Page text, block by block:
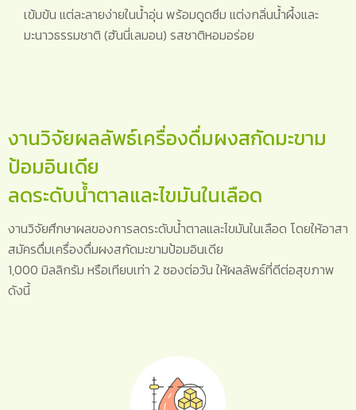
เข้มข้น แต่ละลายง่ายในน้ำอุ่น พร้อมดูดซึม แต่งกลิ่นน้ำผึ้งและ
มะนาวธรรมชาติ (ฮันนี่เลมอน) รสชาติหอมอร่อย
งานวิจัยผลลัพธ์เครื่องดื่มผงสกัดมะขาม
ป้อมอินเดีย
ลดระดับน้ำตาลและไขมันในเลือด
งานวิจัยศึกษาผลของการลดระดับน้ำตาลและไขมันในเลือด โดยให้อาสา
สมัครดื่มเครื่องดื่มผงสกัดมะขามป้อมอินเดีย
1,000 มิลลิกรัม หรือเทียบเท่า 2 ซองต่อวัน ให้ผลลัพธ์ที่ดีต่อสุขภาพ
ดังนี้